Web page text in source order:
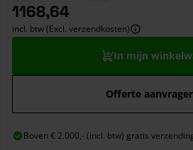
1168,64
incl. btw (Excl. verzendkosten)
In mijn
Offerte
Boven € 2.000,- (incl. btw) gratis